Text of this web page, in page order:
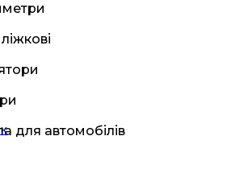
для автомобілів